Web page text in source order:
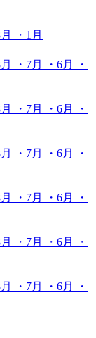
・1月
・7月 ・6月
・
・7月 ・6月
・
・7月 ・6月
・
・7月 ・6月
・
・7月 ・6月
・
・7月 ・6月
・